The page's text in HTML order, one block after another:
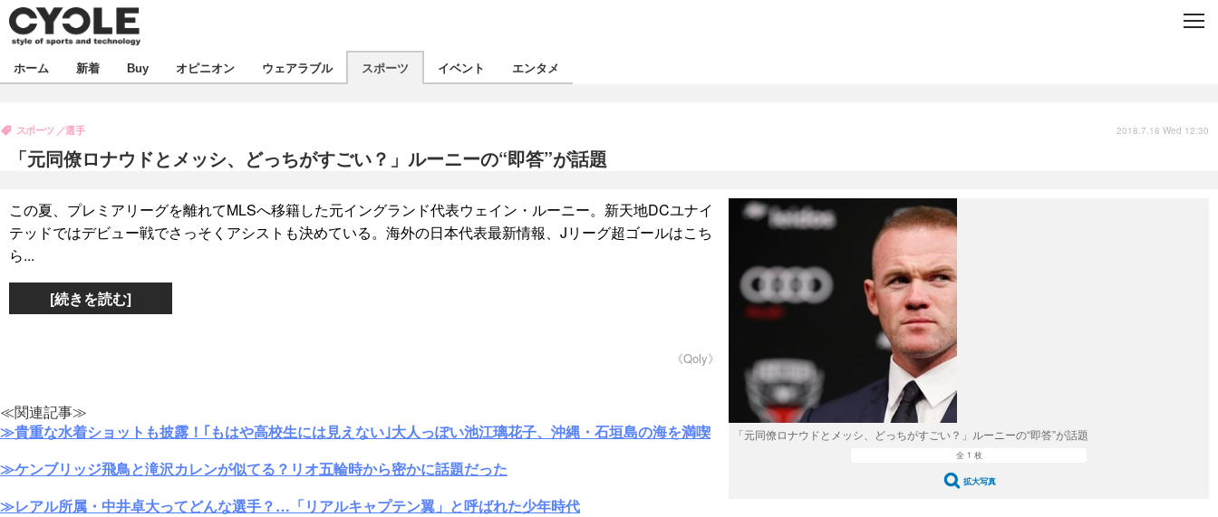
C
飲食
ボイス
デバイス
ビジネス
海外
スポーツ
短信
まとめ
選手
イベント
スポーツ
文化
エンタメ
出版／映画
ファッション
写真
ライフ
政治
ホーム 新着 Buy オピニオン ウェアラブル スポーツ イベント エンタメ
「元同僚ロナウドとメッシ、どっちがすごい？」ルーニーの“即答”が話題
スポーツ 選手 2018.7.18 Wed 12:30
「元同僚ロナウドとメッシ、どっちがすごい？」ルーニーの“即答”が話題
全 1 枚
拡大写真
この夏、プレミアリーグを離れてMLSへ移籍した元イングランド代表ウェイン・ルーニー。新天地DCユナイ
テッドではデビュー戦でさっそくアシストも決めている。海外の日本代表最新情報、Jリーグ超ゴールはこち
ら...
[続きを読む]
《Qoly》
≪関連記事≫
≫貴重な水着ショットも披露！｢もはや高校生には見えない｣大人っぽい池江璃花子、沖縄・石垣島の海を満喫
≫ケンブリッジ飛鳥と滝沢カレンが似てる？リオ五輪時から密かに話題だった
≫レアル所属・中井卓大ってどんな選手？…「リアルキャプテン翼」と呼ばれた少年時代